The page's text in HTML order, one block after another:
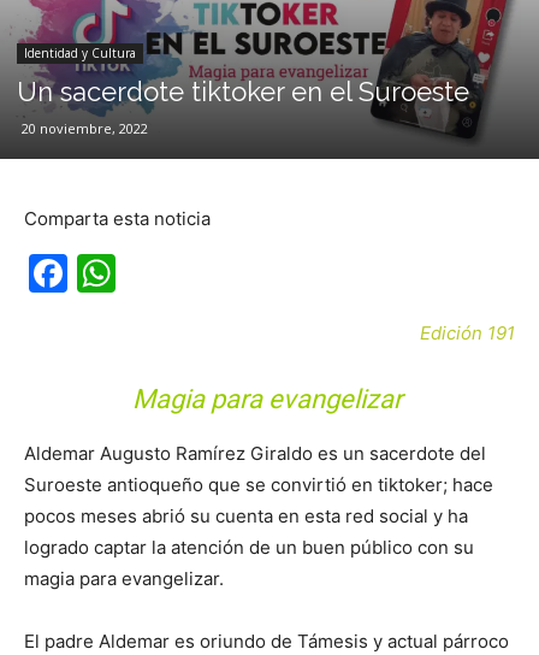
Identidad y Cultura
Un sacerdote tiktoker en el Suroeste
20 noviembre, 2022
Comparta esta noticia
Facebook
Edición 191
Magia para evangelizar
Aldemar Augusto Ramírez Giraldo es un sacerdote del
Suroeste antioqueño que se convirtió en tiktoker; hace
pocos meses abrió su cuenta en esta red social y ha
logrado captar la atención de un buen público con su
magia para evangelizar.
El padre Aldemar es oriundo de Támesis y actual párroco